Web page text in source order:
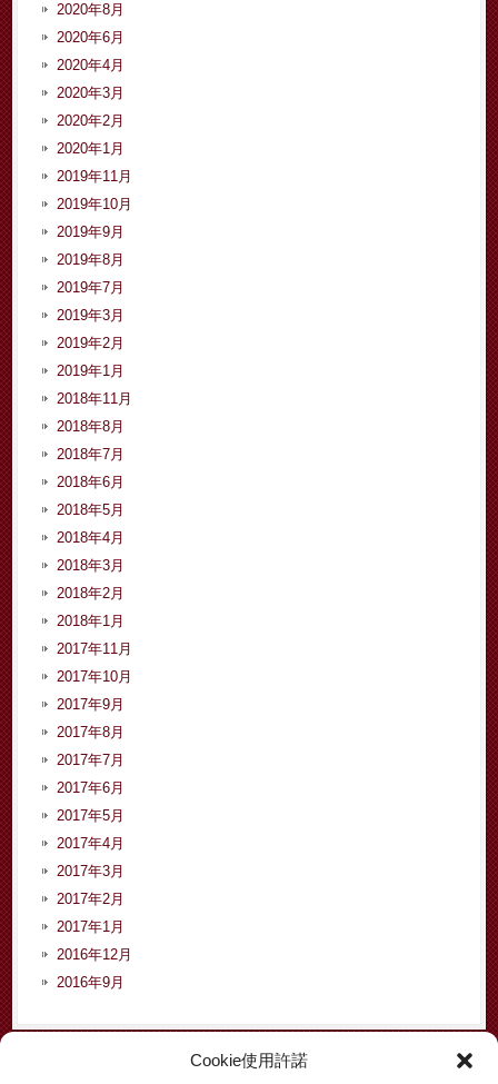
Cookie使用許諾
2020年8月
2020年6月
2020年4月
2020年3月
2020年2月
2020年1月
2019年11月
2019年10月
2019年9月
2019年8月
2019年7月
2019年3月
2019年2月
2019年1月
2018年11月
2018年8月
2018年7月
2018年6月
2018年5月
2018年4月
2018年3月
2018年2月
2018年1月
2017年11月
2017年10月
2017年9月
2017年8月
2017年7月
2017年6月
2017年5月
2017年4月
2017年3月
2017年2月
2017年1月
2016年12月
2016年9月